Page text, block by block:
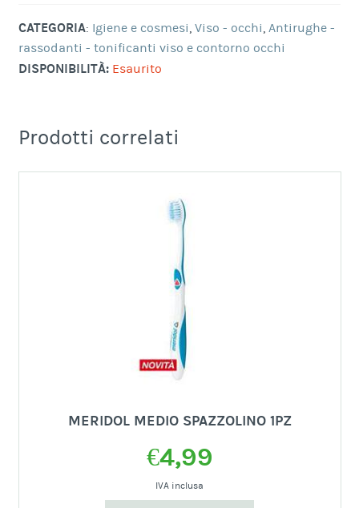
CATEGORIA: Igiene e cosmesi, Viso - occhi, Antirughe -
rassodanti - tonificanti viso e contorno occhi
DISPONIBILITÀ: Esaurito
Prodotti correlati
MERIDOL MEDIO SPAZZOLINO 1PZ
€4,99
IVA inclusa